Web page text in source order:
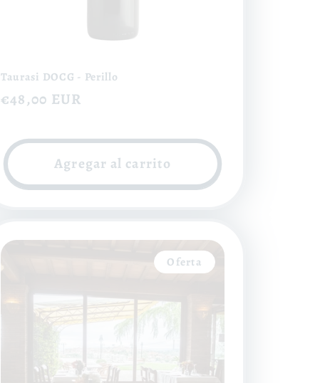
Taurasi DOCG - Perillo
Precio
€48,00 EUR
Agregar al carrito
Oferta